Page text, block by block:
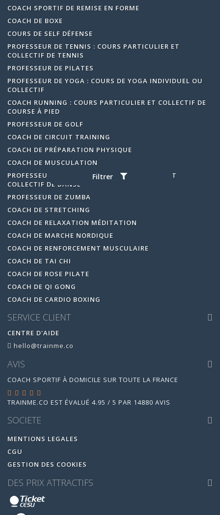
Filtrer
COACH SPORTIF DE REMISE EN FORME
COACH DE BOXE
COURS DE SELF DÉFENSE
PROFESSEUR DE TENNIS : COURS PARTICULIER ET
COLLECTIF DE TENNIS
PROFESSEUR DE PILATES
PROFESSEUR DE YOGA : COURS DE YOGA INDIVIDUEL OU
COLLECTIF
COACH RUNNING : COURS PARTICULIER ET COLLECTIF DE
COURSE À PIED
PROFESSEUR DE GOLF
COACH DE CIRCUIT TRAINING
COACH DE PRÉPARATION PHYSIQUE
COACH DE MUSCULATION
PROFESSEUR DE DANSE : COURS PARTICULIER ET
COLLECTIF DE DANSE
PROFESSEUR DE ZUMBA
COACH DE STRETCHING
COACH DE RELAXATION MÉDITATION
COACH DE MARCHE NORDIQUE
COACH DE RENFORCEMENT MUSCULAIRE
COACH DE TAI CHI
COACH DE ROSE PILATE
COACH DE QI GONG
COACH DE CARDIO BOXING
SERVICE CLIENT
CENTRE D'AIDE
hello@trainme.co
AVIS
COACH SPORTIF À DOMICILE SUR TOUTE LA FRANCE
TRAINME.CO EST ÉVALUÉ 4.95 / 5 PAR 14880 AVIS
SOCIETE
MENTIONS LEGALES
CGU
GESTION DES COOKIES
DES PRIX ATTRACTIFS